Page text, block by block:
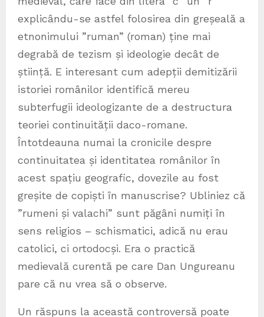
explicându-se astfel folosirea din greșeală a
etnonimului ”ruman” (roman) ține mai
degrabă de tezism și ideologie decât de
știință. E interesant cum adepții demitizării
istoriei românilor identifică mereu
subterfugii ideologizante de a destructura
teoriei continuității daco-romane.
Întotdeauna numai la cronicile despre
continuitatea și identitatea românilor în
acest spațiu geografic, dovezile au fost
greșite de copiști în manuscrise? Ubliniez că
”rumeni și valachi” sunt păgâni numiți în
sens religios – schismatici, adică nu erau
catolici, ci ortodocși. Era o practică
medievală curentă pe care Dan Ungureanu
pare că nu vrea să o observe.
Un răspuns la această controversă poate